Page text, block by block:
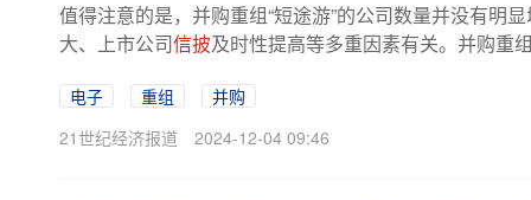
值得注意的是，并购重组“短途游”的公司数量并没有明
大、上市公司信披及时性提高等多重因素有关。并购重
电子 重组
并购
21世纪经济报道
2024-12-04 09:46